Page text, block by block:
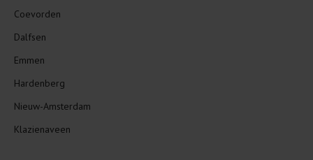
Coevorden
Dalfsen
Emmen
Hardenberg
Nieuw-Amsterdam
Klazienaveen